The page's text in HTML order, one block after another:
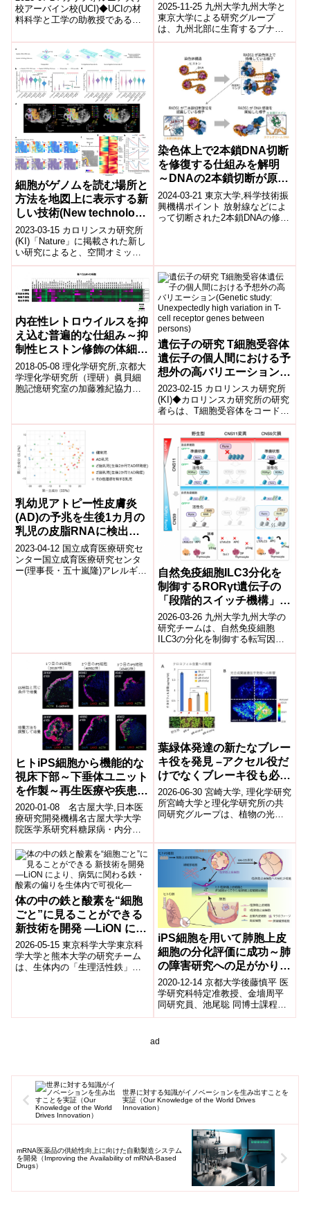
校アーバイン校(UCI)◆UCIの材
料科学と工学の助教授であるス
微小な銀原子のクラスターを...
遺伝子の働きを発見、植物
の季節応答を制御する仕組
みの進化の理解に期待～
2025-11-25 九州大学九州大学と
東京大学による研究グループ
は、九州北部に生育するブナ科4
種を対象に、2年間の「分子フェ
ノロジー」解析を行い、植物の
季節応...
細胞がゲノムを読む場所と
方法を地図上に表示する新
しい技術(New technology
maps where and how
cells read their genome)
2023-03-15 カロリンスカ研究所
(KI)「Nature」に掲載された新し
い研究によると、空間オミック
ス技術を使用することで、遺伝
子がどのようにオン/オフ...
染色体上で2本鎖DNA切断
を修復する仕組みを解明
～DNAの2本鎖切断が原因
となる発がんの抑制機構解
明へ～
2024-03-21 東京大学,科学技術振
興機構ポイント 放射線などによ
って切断された2本鎖DNAの修復
内在性レトロウイルスを抑
え込む普遍的な仕組み～抑
制性ヒストン修飾の体細胞
での機能を解明～
2018-05-08 理化学研究所,京都大
学理化学研究所（理研）眞貝細
胞記憶研究室の加藤雅紀協力研
一主任...
遺伝子の研究 T細胞受容体
遺伝子の個人間における予
想外の高バリエーション
(Genetic study:
Unexpectedly high
variation in T-cell
receptor genes between
persons)
2023-02-15 カロリンスカ研究所
(KI)◆カロリンスカ研究所の研究
者らは、T細胞受容体をコードす
る遺伝子が人や集団によって大
きく異なることを発見し、感
染...
乳幼児アトピー性皮膚炎
(AD)の予兆を生後1カ月の
乳児の皮脂RNAに検出～
乳児期早期発症型ADを皮
脂RNAモニタリング技術
で捉える～
2023-04-12 国立成育医療研究セ
ンター国立成育医療研究センタ
ー(理事長・五十嵐隆)アレルギー
自然免疫細胞ILC3分化を
制御するRORγt遺伝子の
「段階的スイッチ機構」を
発見 ILC3分化を制御する
新たな遺伝子制御機構を解
明－感染症制御やアレルギ
ー疾患への応用に期待－
2026-03-26 九州大学九州大学の
研究チームは、自然免疫細胞
ILC3の分化を制御する転写因子
RORγt遺伝子が、分化段階ごと
に異なるシス制御領域によって
段...
ヒトiPS細胞から機能的な
視床下部～下垂体ユニット
を作製～再生医療や疾患研
究に貢献～
2020-01-08 名古屋大学,日本医
療研究開発機構名古屋大学大学
院医学系研究科糖尿病・内分泌
内科学の笠井 貴敏 客員研究員
(筆頭著者)、須賀 英隆 准教授(...
葉緑体発達の新たなブレー
キ役を発見 –アクセル役だ
けでなくブレーキ役も必
要–
2026-06-30 宮崎大学, 理化学研究
所宮崎大学と理化学研究所の共
同研究グループは、植物の光合
子を...
体の中の鉄と酸素を“細胞
ごと”に⾒ることができる
新技術を開発 ―LiON によ
り、病気に関わる鉄・酸素
の偏りを⽣体内で可視化―
2026-05-15 東京科学大学東京科
学大学と熊本大学の研究チーム
は、生体内の「生理活性鉄」と
iPS細胞を用いて肺胞上皮
細胞の分化評価に成功～肺
の障害研究への足がかりに
～
2020-12-14 京都大学後藤慎平 医
学研究科特定准教授、金墻周平
同研究員、池尾聡 同博士課程学
生らの研究グループは、萩原正
ad
世界に対する知識がイノベーションを生み出すことを
実証（Our Knowledge of the World Drives
Innovation）
mRNA医薬品の供給性向上に向けた自動製造システム
を開発（Improving the Availability of mRNA-Based
Drugs）